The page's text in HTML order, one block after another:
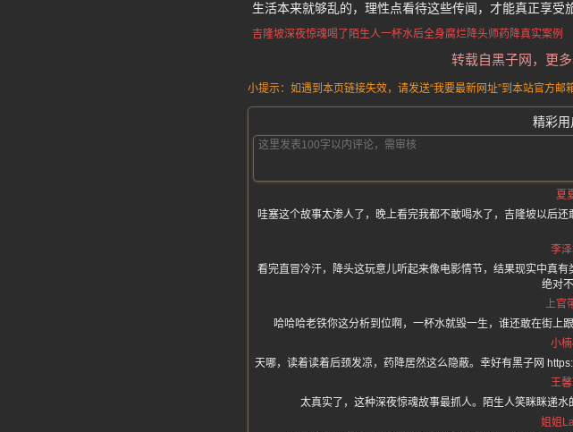
生活本来就够乱的，理性点看待这些传闻，才能真正享受
吉隆坡深夜惊魂喝了陌生人一杯水后全身腐烂降头师药降真实案例
转载自黑子网，更
小提示：如遇到本页链接失效，请发送“我要最新网址”到本站官方
精彩
夏
哇塞这个故事太渗人了，晚上看完我都不敢喝水了，吉隆坡以后
李
看完直冒冷汗，降头这玩意儿听起来像电影情节，结果现实中真
绝对
上官
哈哈哈老铁你这分析到位啊，一杯水就毁一生，谁还敢在街上
小
天哪，读着读着后颈发凉，药降居然这么隐蔽。幸好有黑子网
王
太真实了，这种深夜惊魂故事最抓人。陌生人笑眯眯递
姐姐